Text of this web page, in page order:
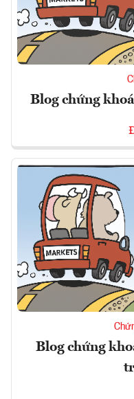
Blog chứng
Blog chứng